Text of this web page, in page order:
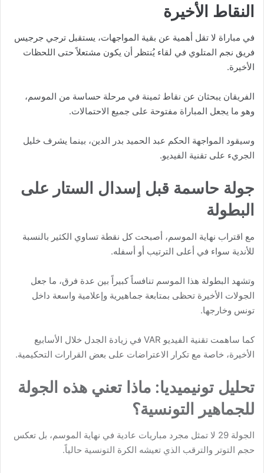
النقاط الأخيرة
في مباراة لا تقل أهمية عن بقية المواجهات، يستقبل ترجي جرجيس
فريق نجم المتلوي في لقاء يُنتظر أن يكون مشتعلاً حتى اللحظات
الأخيرة.
الفريقان يبحثان عن نقاط ثمينة في مرحلة حساسة من الموسم،
وهو ما يجعل المباراة مفتوحة على جميع الاحتمالات.
وسيقود المواجهة الحكم عبد الحميد بدر الدين، بينما يشرف خليل
الجريء على تقنية الفيديو.
جولة حاسمة قبل إسدال الستار على
البطولة
مع اقتراب نهاية الموسم، أصبحت كل نقطة تساوي الكثير بالنسبة
للأندية سواء في أعلى الترتيب أو أسفله.
وتشهد البطولة هذا الموسم تنافساً كبيراً بين عدة فرق، ما جعل
الجولات الأخيرة تحظى بمتابعة جماهيرية وإعلامية واسعة داخل
تونس وخارجها.
كما ساهمت تقنية الفيديو VAR في زيادة الجدل خلال الأسابيع
الأخيرة، خاصة مع تكرار الاعتراضات على بعض القرارات التحكيمية.
تحليل تونيميديا: ماذا تعني هذه الجولة
للجماهير التونسية؟
الجولة 29 لا تمثل مجرد مباريات عادية في نهاية الموسم، بل تعكس
حجم التوتر والترقب الذي تعيشه الكرة التونسية حالياً.